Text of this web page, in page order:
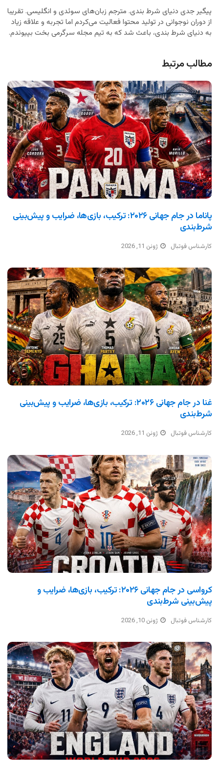
پیگیر جدی دنیای شرط بندی. مترجم زبان‌های سوئدی و انگلیسی. تقریبا
از دوران نوجوانی در تولید محتوا فعالیت می‌کردم اما تجربه و علاقه زیاد
به دنیای شرط بندی، باعث شد که به تیم مجله سرگرمی بخت بپیوندم.
مطالب مرتبط
پاناما در جام جهانی ۲۰۲۶: ترکیب، بازی‌ها، ضرایب و پیش‌بینی
شرط‌بندی
کارشناس فوتبال ژوئن 11, 2026
غنا در جام جهانی ۲۰۲۶: ترکیب، بازی‌ها، ضرایب و پیش‌بینی
شرط‌بندی
کارشناس فوتبال ژوئن 11, 2026
کرواسی در جام جهانی ۲۰۲۶: ترکیب، بازی‌ها، ضرایب و
پیش‌بینی شرط‌بندی
کارشناس فوتبال ژوئن 10, 2026